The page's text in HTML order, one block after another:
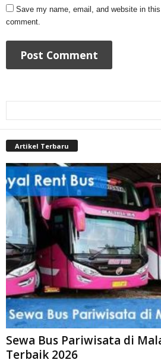
Save my name, email, and website in
comment.
Artikel Terbaru
Sewa Bus Pariwisata di
Terbaik 2026